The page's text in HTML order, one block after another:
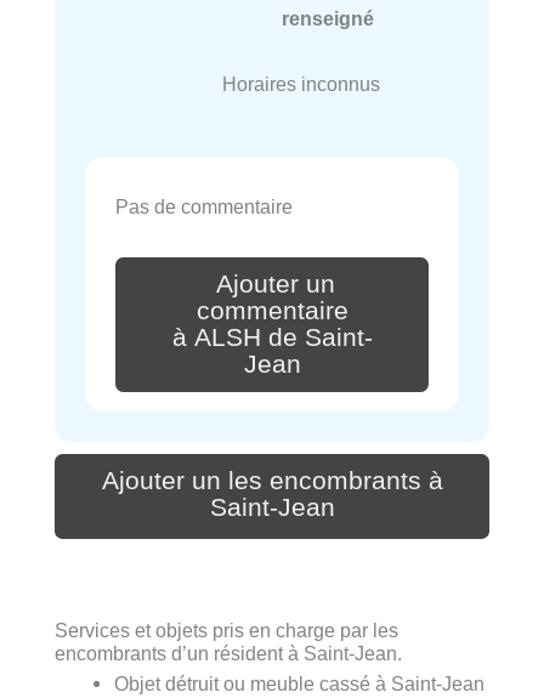
renseigné
Horaires inconnus
Pas de commentaire
Ajouter un
commentaire
à ALSH de Saint-
Jean
Ajouter un les encombrants à
Saint-Jean
Services et objets pris en charge par les
encombrants d’un résident à Saint-Jean.
Objet détruit ou meuble cassé à Saint-Jean